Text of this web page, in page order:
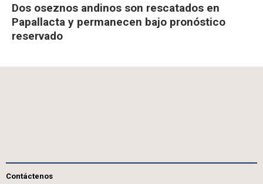
Dos oseznos andinos son rescatados en
Papallacta y permanecen bajo pronóstico
reservado
Contáctenos